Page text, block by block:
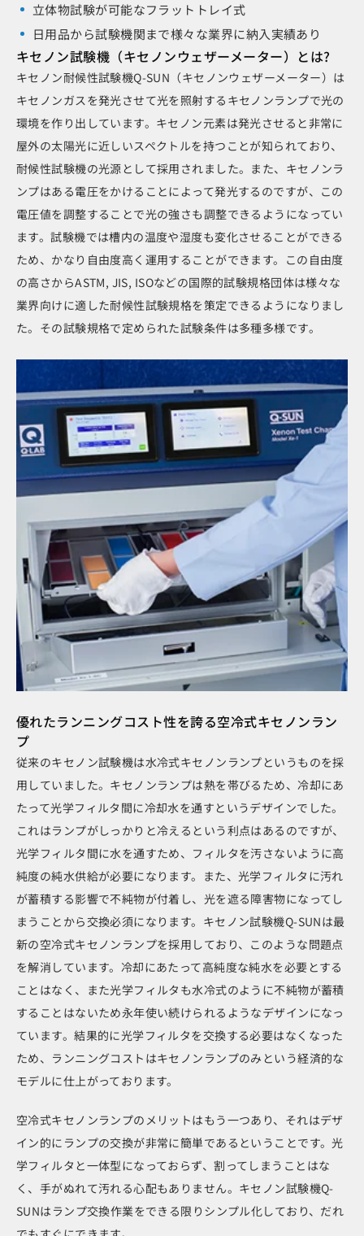
立体物試験が可能なフラットトレイ式
日用品から試験機関まで様々な業界に納入実績あり
キセノン試験機（キセノンウェザーメーター）とは?
キセノン耐候性試験機Q-SUN（キセノンウェザーメーター）は
キセノンガスを発光させて光を照射するキセノンランプで光の
環境を作り出しています。キセノン元素は発光させると非常に
屋外の太陽光に近しいスペクトルを持つことが知られており、
耐候性試験機の光源として採用されました。また、キセノンラ
ンプはある電圧をかけることによって発光するのですが、この
電圧値を調整することで光の強さも調整できるようになってい
ます。試験機では槽内の温度や湿度も変化させることができる
ため、かなり自由度高く運用することができます。この自由度
の高さからASTM, JIS, ISOなどの国際的試験規格団体は様々な
業界向けに適した耐候性試験規格を策定できるようになりまし
た。その試験規格で定められた試験条件は多種多様です。
優れたランニングコスト性を誇る空冷式キセノンラン
プ
従来のキセノン試験機は水冷式キセノンランプというものを採
用していました。キセノンランプは熱を帯びるため、冷却にあ
たって光学フィルタ間に冷却水を通すというデザインでした。
これはランプがしっかりと冷えるという利点はあるのですが、
光学フィルタ間に水を通すため、フィルタを汚さないように高
純度の純水供給が必要になります。また、光学フィルタに汚れ
が蓄積する影響で不純物が付着し、光を遮る障害物になってし
まうことから交換必須になります。キセノン試験機Q-SUNは最
新の空冷式キセノンランプを採用しており、このような問題点
を解消しています。冷却にあたって高純度な純水を必要とする
ことはなく、また光学フィルタも水冷式のように不純物が蓄積
することはないため永年使い続けられるようなデザインになっ
ています。結果的に光学フィルタを交換する必要はなくなった
ため、ランニングコストはキセノンランプのみという経済的な
モデルに仕上がっております。
空冷式キセノンランプのメリットはもう一つあり、それはデザ
イン的にランプの交換が非常に簡単であるということです。光
学フィルタと一体型になっておらず、割ってしまうことはな
く、手がぬれて汚れる心配もありません。キセノン試験機Q-
SUNはランプ交換作業をできる限りシンプル化しており、だれ